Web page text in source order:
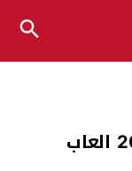
أفضل موقع تحميل العاب 2023 العاب